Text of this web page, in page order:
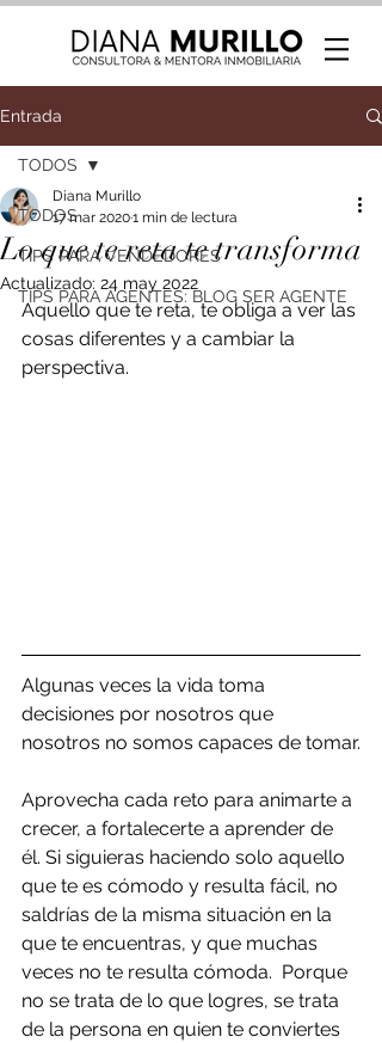
Entrada
TODOS
TIPS PARA VENDEDORES
TIPS PARA AGENTES: BLOG SER AGENTE
TODOS
Lo que te reta te transforma
Diana Murillo
17 mar 20201 min de lectura
Actualizado: 24 may 2022
Aquello que te reta, te obliga a ver las
cosas diferentes y a cambiar la
perspectiva.
Algunas veces la vida toma
decisiones por nosotros que
nosotros no somos capaces de tomar.
Aprovecha cada reto para animarte a
crecer, a fortalecerte a aprender de
él. Si siguieras haciendo solo aquello
que te es cómodo y resulta fácil, no
saldrías de la misma situación en la
que te encuentras, y que muchas
veces no te resulta cómoda.  Porque
no se trata de lo que logres, se trata
de la persona en quien te conviertes